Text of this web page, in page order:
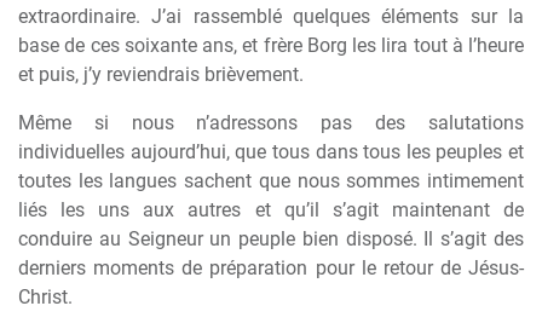
extraordinaire. J’ai rassemblé quelques éléments sur la
base de ces soixante ans, et frère Borg les lira tout à l’heure
et puis, j’y reviendrais brièvement.
Même si nous n’adressons pas des salutations
individuelles aujourd’hui, que tous dans tous les peuples et
toutes les langues sachent que nous sommes intimement
liés les uns aux autres et qu’il s’agit maintenant de
conduire au Seigneur un peuple bien disposé. Il s’agit des
derniers moments de préparation pour le retour de Jésus-
Christ.